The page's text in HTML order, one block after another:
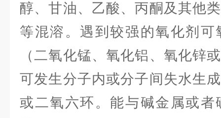
醇、甘油、乙酸、丙酮及其他
等混溶。遇到较强的氧化剂
（二氧化锰、氧化铝、氧化锌
可发生分子内或分子间失水生
或二氧六环。能与碱金属或者